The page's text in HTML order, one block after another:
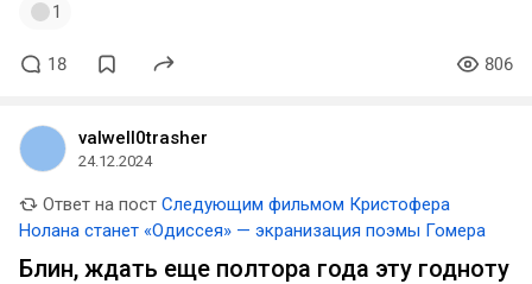
1
18 806
valwell0trasher
24.12.2024
Ответ на пост Следующим фильмом Кристофера
Нолана станет «Одиссея» — экранизация поэмы Гомера
Блин, ждать еще полтора года эту годноту